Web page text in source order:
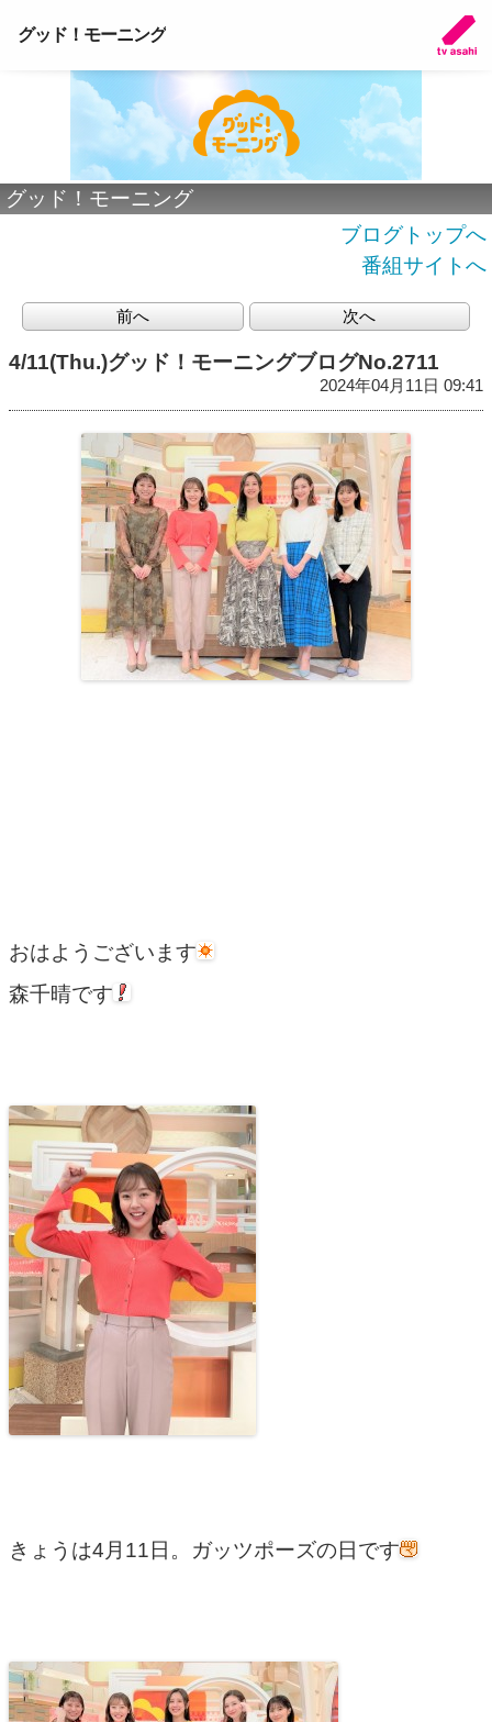
グッド！モーニング
グッド！モーニング
ブログトップへ
番組サイトへ
前へ 次へ
4/11(Thu.)グッド！モーニングブログNo.2711
2024年04月11日 09:41
おはようございます
森千晴です
きょうは4月11日。ガッツポーズの日です